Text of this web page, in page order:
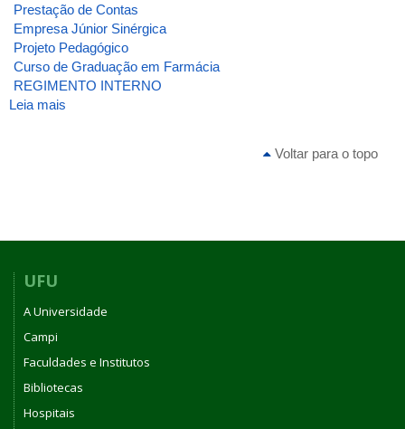
Prestação de Contas
Empresa Júnior Sinérgica
Projeto Pedagógico
Curso de Graduação em Farmácia
REGIMENTO INTERNO
Leia mais
2024
INSTITUTO
DA
UNIVERSIDADE
FEDERAL
Voltar para o topo
UFU
A Universidade
Campi
Faculdades e Institutos
Bibliotecas
Hospitais